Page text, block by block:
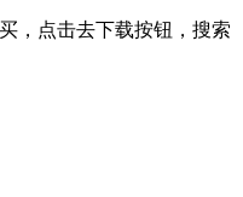
，点击去下载按钮，搜索